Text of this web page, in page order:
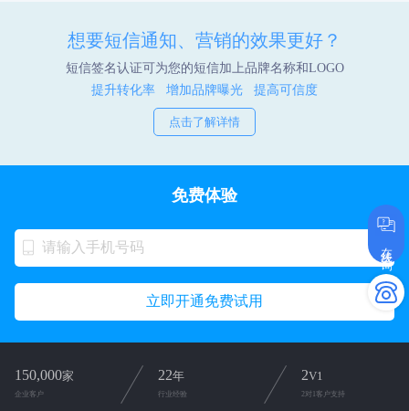
想要短信通知、营销的效果更好？
短信签名认证可为您的短信加上品牌名称和LOGO
提升转化率 增加品牌曝光 提高可信度
点击了解详情
在线咨询
免费体验
立即开通免费试用
150,000家
企业客户
22年
行业经验
2V1
2对1客户支持